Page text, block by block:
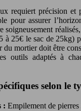
requiert précision et
pour assurer
soigneusement
à 25€ le sac de 25kg)
du mortier doit être
outils adaptés à
selon le
: Empilement de